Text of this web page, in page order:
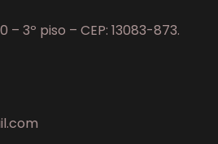
– 3º piso – CEP: 13083-873.